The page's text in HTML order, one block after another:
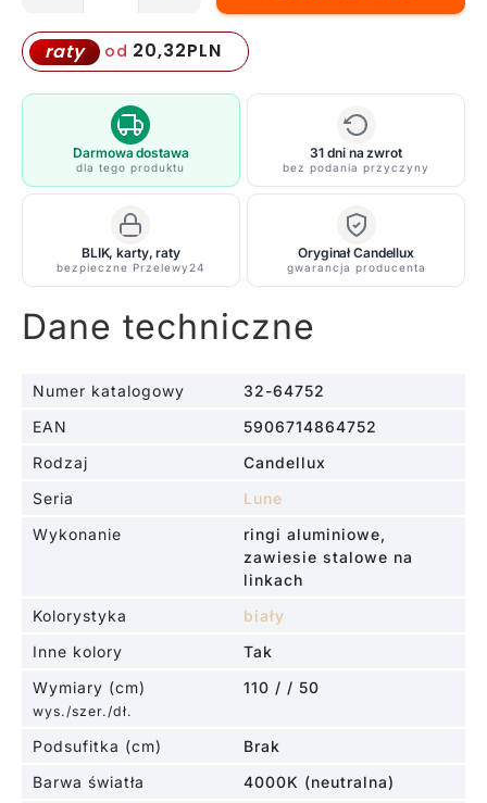
lampa
wisząca
Lune
2
obręcze
raty od 20,32PLN
Darmowa dostawa
dla tego produktu
31 dni na zwrot
bez podania przyczyny
BLIK, karty, raty
bezpieczne Przelewy24
Oryginał Candellux
gwarancja producenta
Dane techniczne
Numer katalogowy
32-64752
EAN
5906714864752
Rodzaj
Candellux
Seria
Lune
Wykonanie
ringi aluminiowe,
zawiesie stalowe na
linkach
Kolorystyka
biały
Inne kolory
Tak
Wymiary (cm)
wys./szer./dł.
110 / / 50
Podsufitka (cm)
Brak
Barwa światła
4000K (neutralna)